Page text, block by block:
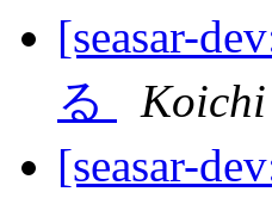
[seasar-
る
[seasar-